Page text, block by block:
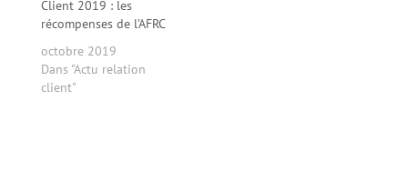
Client 2019 : les
récompenses de l’AFRC
octobre 2019
Dans "Actu relation
client"